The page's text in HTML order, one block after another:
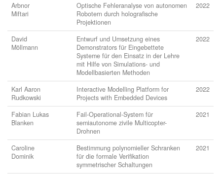
Arbnor
Miftari
Optische Fehleranalyse von autonomen
Robotern durch holografische
Projektionen
2022
David
Möllmann
Entwurf und Umsetzung eines
Demonstrators für Eingebettete
Systeme für den Einsatz in der Lehre
mit Hilfe von Simulations- und
Modellbasierten Methoden
2022
Karl Aaron
Rudkowski
Interactive Modelling Platform for
Projects with Embedded Devices
2022
Fabian Lukas
Blanken
Fail-Operational-System für
semiautonome zivile Multicopter-
Drohnen
2021
Caroline
Dominik
Bestimmung polynomieller Schranken
für die formale Verifikation
symmetrischer Schaltungen
2021